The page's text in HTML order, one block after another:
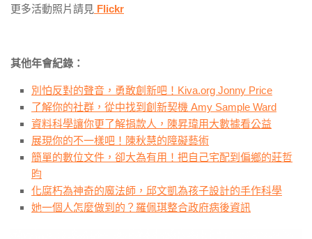
更多活動照片請見 Flickr
其他年會紀錄：
別怕反對的聲音，勇敢創新吧！Kiva.org Jonny Price
了解你的社群，從中找到創新契機 Amy Sample Ward
資料科學讓你更了解捐款人，陳昇瑋用大數據看公益
展現你的不一樣吧！陳秋慧的障礙藝術
簡單的數位文件，卻大為有用！把自己宅配到偏鄉的莊哲
昀
化腐朽為神奇的魔法師，邱文凱為孩子設計的手作科學
她一個人怎麼做到的？羅佩琪整合政府病後資訊